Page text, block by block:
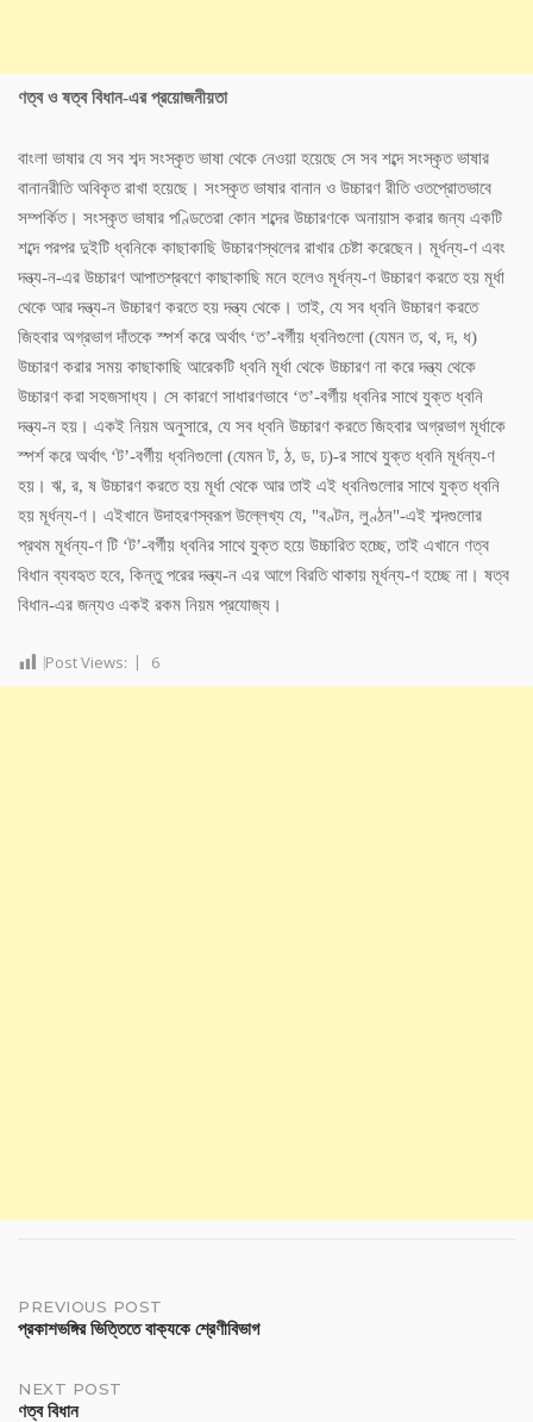
ণত্ব ও ষত্ব বিধান-এর প্রয়োজনীয়তা
বাংলা ভাষার যে সব শব্দ সংস্কৃত ভাষা থেকে নেওয়া হয়েছে সে সব শব্দে সংস্কৃত ভাষার
বানানরীতি অবিকৃত রাখা হয়েছে। সংস্কৃত ভাষার বানান ও উচ্চারণ রীতি ওতপ্রোতভাবে
সম্পর্কিত। সংস্কৃত ভাষার পণ্ডিতেরা কোন শব্দের উচ্চারণকে অনায়াস করার জন্য একটি
শব্দে পরপর দুইটি ধ্বনিকে কাছাকাছি উচ্চারণস্থলের রাখার চেষ্টা করেছেন। মূর্ধন্য-ণ এবং
দন্ত্য-ন-এর উচ্চারণ আপাতশ্রবণে কাছাকাছি মনে হলেও মূর্ধন্য-ণ উচ্চারণ করতে হয় মূর্ধা
থেকে আর দন্ত্য-ন উচ্চারণ করতে হয় দন্ত্য থেকে। তাই, যে সব ধ্বনি উচ্চারণ করতে
জিহবার অগ্রভাগ দাঁতকে স্পর্শ করে অর্থাৎ ‘ত’-বর্গীয় ধ্বনিগুলো (যেমন ত, থ, দ, ধ)
উচ্চারণ করার সময় কাছাকাছি আরেকটি ধ্বনি মূর্ধা থেকে উচ্চারণ না করে দন্ত্য থেকে
উচ্চারণ করা সহজসাধ্য। সে কারণে সাধারণভাবে ‘ত’-বর্গীয় ধ্বনির সাথে যুক্ত ধ্বনি
দন্ত্য-ন হয়। একই নিয়ম অনুসারে, যে সব ধ্বনি উচ্চারণ করতে জিহবার অগ্রভাগ মূর্ধাকে
স্পর্শ করে অর্থাৎ ‘ট’-বর্গীয় ধ্বনিগুলো (যেমন ট, ঠ, ড, ঢ)-র সাথে যুক্ত ধ্বনি মূর্ধন্য-ণ
হয়। ঋ, র, ষ উচ্চারণ করতে হয় মূর্ধা থেকে আর তাই এই ধ্বনিগুলোর সাথে যুক্ত ধ্বনি
হয় মূর্ধন্য-ণ। এইখানে উদাহরণস্বরূপ উল্লেখ্য যে, "বণ্টন, লুণ্ঠন"-এই শব্দগুলোর
প্রথম মূর্ধন্য-ণ টি ‘ট’-বর্গীয় ধ্বনির সাথে যুক্ত হয়ে উচ্চারিত হচ্ছে, তাই এখানে ণত্ব
বিধান ব্যবহৃত হবে, কিন্তু পরের দন্ত্য-ন এর আগে বিরতি থাকায় মূর্ধন্য-ণ হচ্ছে না। ষত্ব
বিধান-এর জন্যও একই রকম নিয়ম প্রযোজ্য।
Post Views: 6
PREVIOUS POST
প্রকাশভঙ্গির ভিত্তিতে বাক্যকে শ্রেণীবিভাগ
NEXT POST
ণত্ব বিধান